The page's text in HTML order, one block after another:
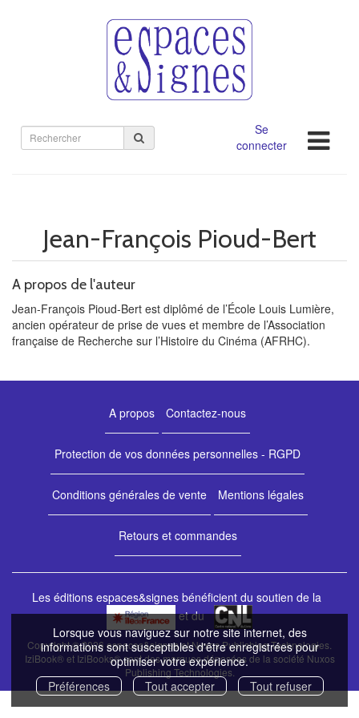
Lorsque vous naviguez sur notre site internet, des
informations sont susceptibles d'être enregistrées pour
optimiser votre expérience.
Préférences
Tout accepter Tout refuser
Rechercher
sur
Se
connecter
Jean-François Pioud-Bert
A propos de l'auteur
Jean-François Pioud-Bert est diplômé de l’École Louis Lumière,
ancien opérateur de prise de vues et membre de l’Association
française de Recherche sur l’Histoire du Cinéma (AFRHC).
A propos Contactez-nous
Protection de vos données personnelles - RGPD
Conditions générales de vente Mentions légales
Retours et commandes
Les éditions espaces&signes bénéficient du soutien de la
et du
Copyright © 2026 espaces&signes et Nuxos Publishing Technologies.
IziBook®et IziBooks®sont des marques déposées de la société Nuxos
Publishing Technologies.